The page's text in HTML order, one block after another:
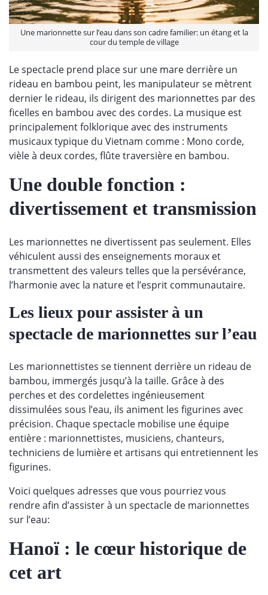
Une marionnette sur l’eau dans son cadre familier: un étang et la
cour du temple de village
Le spectacle prend place sur une mare derrière un
rideau en bambou peint, les manipulateur se mètrent
dernier le rideau, ils dirigent des marionnettes par des
ficelles en bambou avec des cordes. La musique est
principalement folklorique avec des instruments
musicaux typique du Vietnam comme : Mono corde,
vièle à deux cordes, flûte traversière en bambou.
Une double fonction :
divertissement et transmission
Les marionnettes ne divertissent pas seulement. Elles
véhiculent aussi des enseignements moraux et
transmettent des valeurs telles que la persévérance,
l’harmonie avec la nature et l’esprit communautaire.
Les lieux pour assister à un
spectacle de marionnettes sur l’eau
Les marionnettistes se tiennent derrière un rideau de
bambou, immergés jusqu’à la taille. Grâce à des
perches et des cordelettes ingénieusement
dissimulées sous l’eau, ils animent les figurines avec
précision. Chaque spectacle mobilise une équipe
entière : marionnettistes, musiciens, chanteurs,
techniciens de lumière et artisans qui entretiennent les
figurines.
Voici quelques adresses que vous pourriez vous
rendre afin d’assister à un spectacle de marionnettes
sur l’eau:
Hanoï : le cœur historique de
cet art